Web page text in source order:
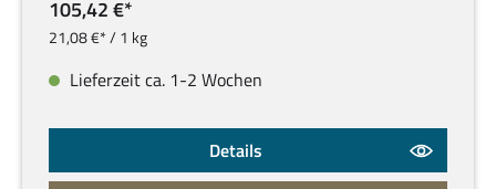
105,42 €*
21,08 €* / 1 kg
Lieferzeit ca. 1-2 Wochen
Details